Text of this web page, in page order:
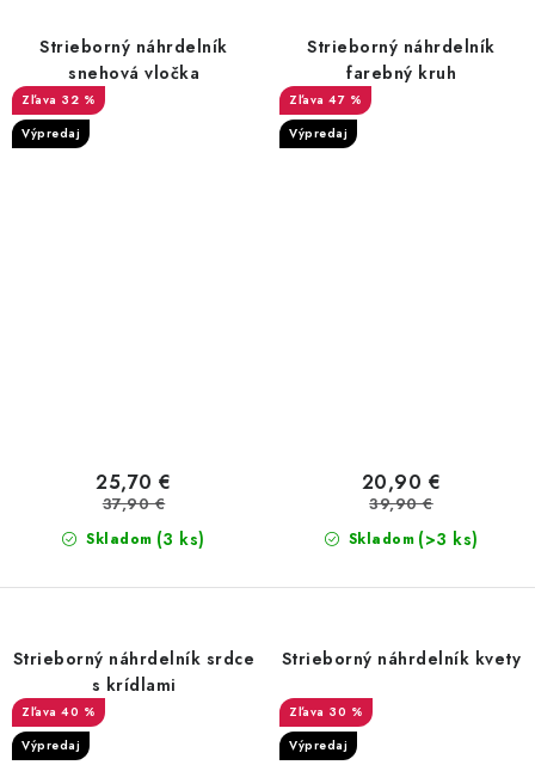
Strieborný náhrdelník
snehová vločka
32 %
Výpredaj
Skladom (3 ks)
25,70 €
37,90 €
Strieborný náhrdelník
farebný kruh
47 %
Výpredaj
Skladom (>3 ks)
20,90 €
39,90 €
Strieborný náhrdelník srdce
s krídlami
40 %
Výpredaj
Strieborný náhrdelník kvety
30 %
Výpredaj